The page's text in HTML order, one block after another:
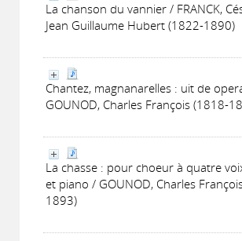
La chanson du vannier / FRANCK,
Jean Guillaume Hubert (1822-1890)
Chantez, magnanarelles : uit de
GOUNOD, Charles François (1818-
La chasse : pour choeur à quatre
et piano / GOUNOD, Charles
1893)